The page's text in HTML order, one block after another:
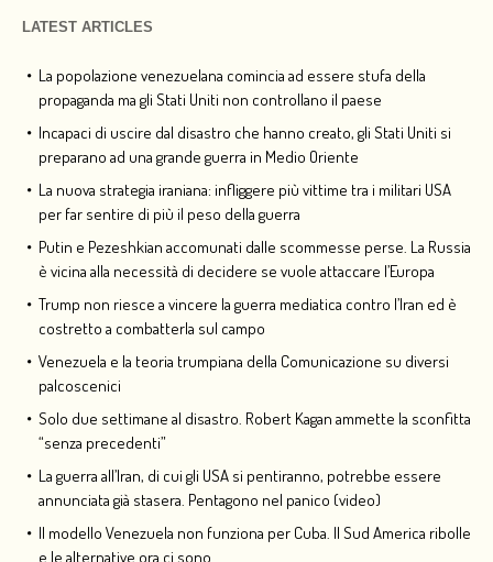
LATEST ARTICLES
La popolazione venezuelana comincia ad essere stufa della
propaganda ma gli Stati Uniti non controllano il paese
Incapaci di uscire dal disastro che hanno creato, gli Stati Uniti si
preparano ad una grande guerra in Medio Oriente
La nuova strategia iraniana: infliggere più vittime tra i militari USA
per far sentire di più il peso della guerra
Putin e Pezeshkian accomunati dalle scommesse perse. La Russia
è vicina alla necessità di decidere se vuole attaccare l’Europa
Trump non riesce a vincere la guerra mediatica contro l’Iran ed è
costretto a combatterla sul campo
Venezuela e la teoria trumpiana della Comunicazione su diversi
palcoscenici
Solo due settimane al disastro. Robert Kagan ammette la sconfitta
“senza precedenti”
La guerra all’Iran, di cui gli USA si pentiranno, potrebbe essere
annunciata già stasera. Pentagono nel panico (video)
Il modello Venezuela non funziona per Cuba. Il Sud America ribolle
e le alternative ora ci sono